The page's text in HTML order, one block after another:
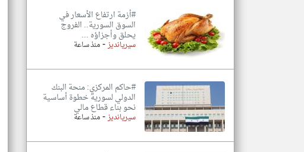
#أزمة ارتفاع الأسعار في
السوق السورية.. الفروج
يحلق وأجزاؤه ...
سيريانديز-منذ ساعة
#حاكم المركزي: منحة البنك
الدولي لسورية خطوة أساسية
نحو بناء قطاع مالي
سيريانديز-منذ ساعة